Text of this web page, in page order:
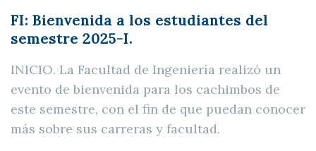
FI: Bienvenida a los estudiantes del
semestre 2025-I.
INICIO. La Facultad de Ingeniería realizó un
evento de bienvenida para los cachimbos de
este semestre, con el fin de que puedan conocer
más sobre sus carreras y facultad.